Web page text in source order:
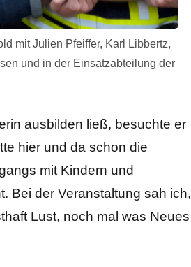
mit Julien Pfeiffer, Karl Libbertz,
und in der Einsatzabteilung der
ausbilden ließ, besuchte er
hier und da schon die
mit Kindern und
Bei der Veranstaltung sah ich,
Lust, noch mal was Neues